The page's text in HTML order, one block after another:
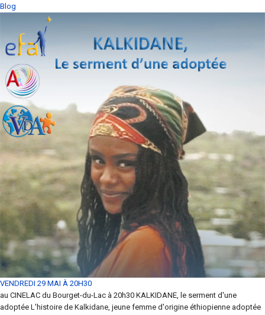
Blog
VENDREDI 29 MAI À 20H30
au CINELAC du Bourget-du-Lac à 20h30 KALKIDANE, le serment d'une
adoptée L'histoire de Kalkidane, jeune femme d'origine éthiopienne adoptée